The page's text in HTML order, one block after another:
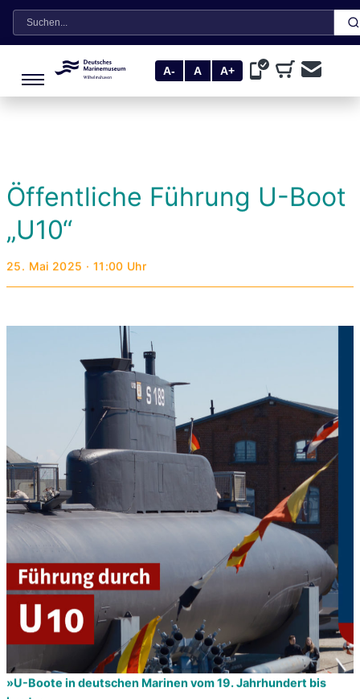
Suche
A- A A+
Öffentliche Führung U-Boot
„U10“
25. Mai 2025 · 11:00 Uhr
»U-Boote in deutschen Marinen vom 19. Jahrhundert bis